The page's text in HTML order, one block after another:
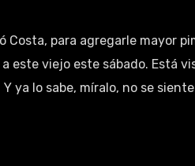
Costa, para agregarle mayor
este viejo este sábado. Está
ya lo sabe, míralo, no se